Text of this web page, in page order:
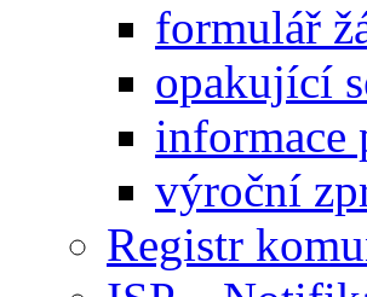
formulář
opakující
informace
výroční
Registr